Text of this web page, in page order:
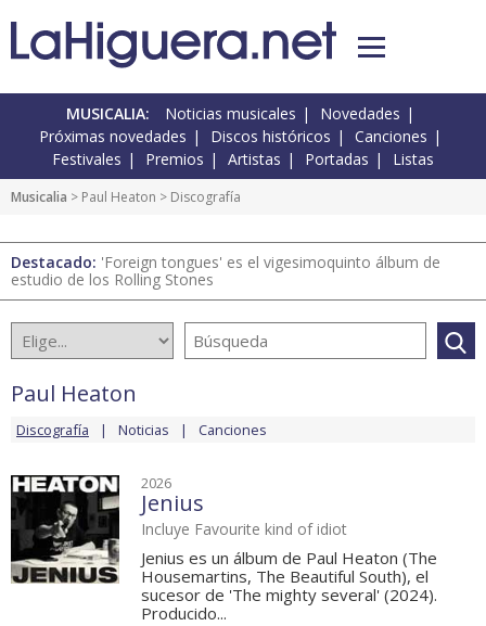
MUSICALIA: Noticias musicales
Novedades
Próximas novedades
Discos históricos
Canciones
Festivales
Premios Artistas Portadas Listas
Musicalia > Paul Heaton > Discografía
Destacado: 'Foreign tongues' es el vigesimoquinto álbum de
estudio de los Rolling Stones
Paul Heaton
Discografía Noticias Canciones
2026
Jenius
Incluye Favourite kind of idiot
Jenius es un álbum de Paul Heaton (The
Housemartins, The Beautiful South), el
sucesor de 'The mighty several' (2024).
Producido...